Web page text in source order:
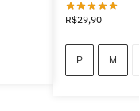
R$29,90
P M